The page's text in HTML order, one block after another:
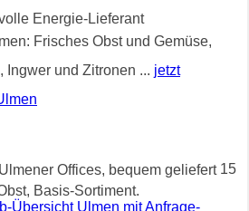
Frisches Obst und Gemüse,
Ingwer und Zitronen ... jetzt
15
Basis-Sortiment.
Übersicht Ulmen mit Anfrage-